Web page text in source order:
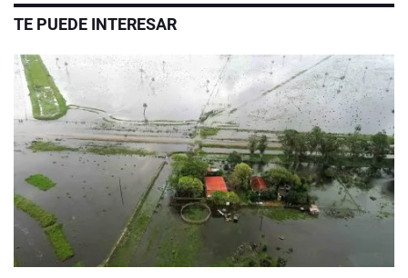
TE PUEDE INTERESAR